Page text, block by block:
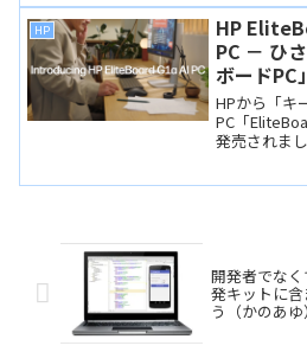
HP
HP
PC － ひ
ボードPC
ーズ搭載
ナンス性
HPから「キ
PC「
発売されま
から存在し
「高性能な
開発者でな
発キットに
う（かのあゆ）